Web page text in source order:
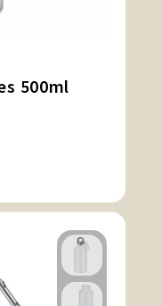
500ml